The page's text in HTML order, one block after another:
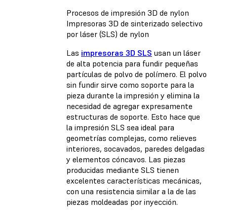
Procesos de impresión 3D de nylon
Impresoras 3D de sinterizado selectivo
por láser (SLS) de nylon
Las impresoras 3D SLS usan un láser
de alta potencia para fundir pequeñas
partículas de polvo de polímero. El polvo
sin fundir sirve como soporte para la
pieza durante la impresión y elimina la
necesidad de agregar expresamente
estructuras de soporte. Esto hace que
la impresión SLS sea ideal para
geometrías complejas, como relieves
interiores, socavados, paredes delgadas
y elementos cóncavos. Las piezas
producidas mediante SLS tienen
excelentes características mecánicas,
con una resistencia similar a la de las
piezas moldeadas por inyección.